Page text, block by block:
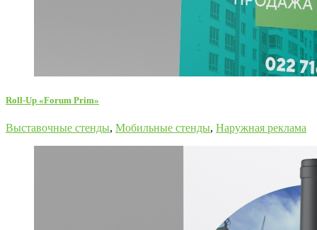
Roll-Up «Forum Prim»
Выставочные стенды, Мобильные стенды, Наружная реклама